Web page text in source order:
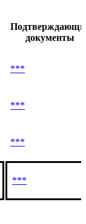
документы
***
***
***
***